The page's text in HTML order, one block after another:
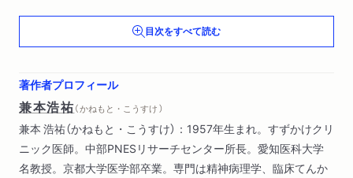
１ 動物意識──起きていること
２ 他動詞的意識──体験し、知覚する
３ 通時的意識──一続きの「自分」
第三章 自分が死ぬということ
１ 計ることのできる「快」と「死」
２ 何が「私」を一続きにするのか
３ 社会的死──ホモ・サケルであること
目次をすべて読む
著作者プロフィール
兼本浩祐（ かねもと・こうすけ ）
兼本 浩祐（かねもと・こうすけ）：1957年生まれ。すずかけクリ
ニック医師。中部PNESリサーチセンター所長。愛知医科大学
名教授。京都大学医学部卒業。専門は精神病理学、臨床てんか